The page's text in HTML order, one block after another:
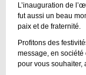
L’inauguration de
fut aussi un beau
paix et de fraternité.
Profitons des
message, en société
pour vous souhaiter,